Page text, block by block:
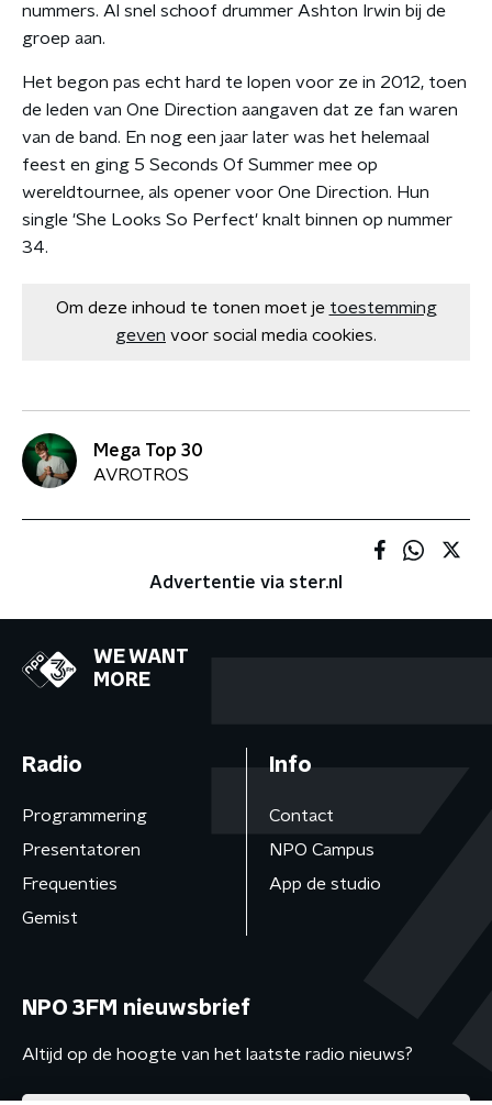
nummers. Al snel schoof drummer Ashton Irwin bij de
groep aan.
Het begon pas echt hard te lopen voor ze in 2012, toen
de leden van One Direction aangaven dat ze fan waren
van de band. En nog een jaar later was het helemaal
feest en ging 5 Seconds Of Summer mee op
wereldtournee, als opener voor One Direction. Hun
single 'She Looks So Perfect' knalt binnen op nummer
34.
Om deze inhoud te tonen moet je toestemming
geven voor social media cookies.
Mega Top 30
AVROTROS
Advertentie via ster.nl
WE WANT
MORE
Radio
Programmering
Presentatoren
Frequenties
Gemist
Info
Contact
NPO Campus
App de studio
NPO 3FM nieuwsbrief
Altijd op de hoogte van het laatste radio nieuws?